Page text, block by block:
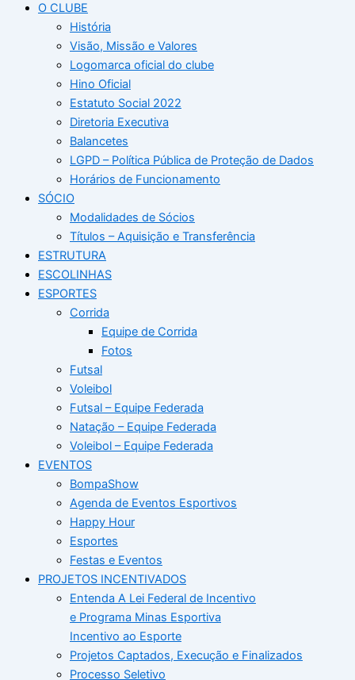
O CLUBE
História
Visão, Missão e Valores
Logomarca oficial do clube
Hino Oficial
Estatuto Social 2022
Diretoria Executiva
Balancetes
LGPD – Política Pública de Proteção de Dados
Horários de Funcionamento
SÓCIO
Modalidades de Sócios
Títulos – Aquisição e Transferência
ESTRUTURA
ESCOLINHAS
ESPORTES
Corrida
Equipe de Corrida
Fotos
Futsal
Voleibol
Futsal – Equipe Federada
Natação – Equipe Federada
Voleibol – Equipe Federada
EVENTOS
BompaShow
Agenda de Eventos Esportivos
Happy Hour
Esportes
Festas e Eventos
PROJETOS INCENTIVADOS
Entenda A Lei Federal de Incentivo
e Programa Minas Esportiva
Incentivo ao Esporte
Projetos Captados, Execução e Finalizados
Processo Seletivo